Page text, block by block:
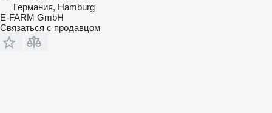
Германия, Hamburg
E-FARM GmbH
Связаться с продавцом